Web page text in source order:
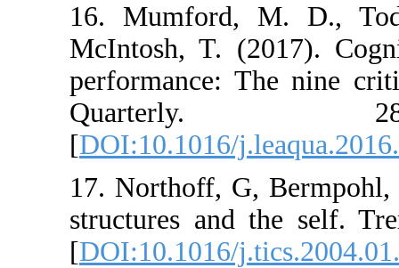
16.
McIntosh, T.
performance:
[DOI:10.1016/
17. Northoff,
structures and
[DOI:10.1016/